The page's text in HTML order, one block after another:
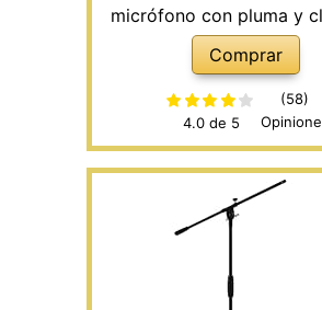
micrófono con pluma y
micrófono
Comprar
4.0 de 5
(58)